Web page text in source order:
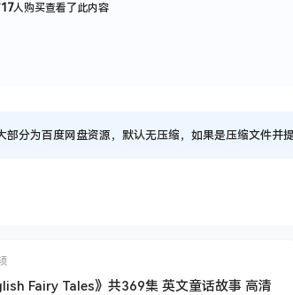
17人购买查看了此内容
部分为百度网盘资源，默认无压缩，如果是压缩文件并
Fairy Tales》共369集 英文童话故事 高清